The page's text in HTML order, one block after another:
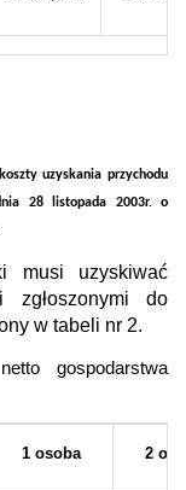
uzyskania przychodu
28 listopada 2003r. o
musi uzyskiwać
zgłoszonymi do
w tabeli nr 2.
gospodarstwa
1 osoba 2